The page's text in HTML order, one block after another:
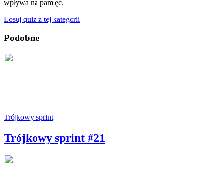
wpływa na pamięć.
Losuj quiz z tej kategorii
Podobne
Trójkowy sprint
Trójkowy sprint #21